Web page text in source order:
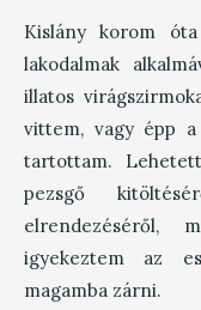
Kislány korom
lakodalmak
illatos
vittem, vagy épp a
tartottam.
pezsgő
elrendezéséről,
igyekeztem az
magamba zárni.